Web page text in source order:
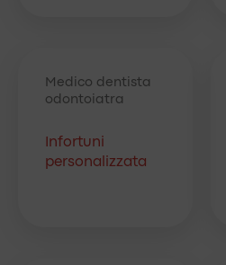
Medico dentista
odontoiatra
Infortuni
personalizzata